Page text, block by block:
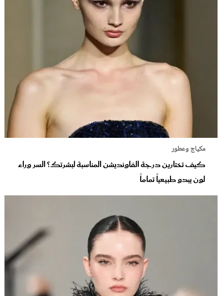
مكياج وعطور
كيف تختارين درجة الفاونديشن المناسبة لبشرتك؟ السر وراء
لون يبدو طبيعياً تماماً